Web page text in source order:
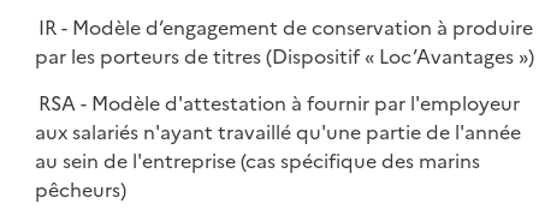
IR - Modèle d’engagement de conservation à produire
par les porteurs de titres (Dispositif « Loc’Avantages »)
RSA - Modèle d'attestation à fournir par l'employeur
aux salariés n'ayant travaillé qu'une partie de l'année
au sein de l'entreprise (cas spécifique des marins
pêcheurs)